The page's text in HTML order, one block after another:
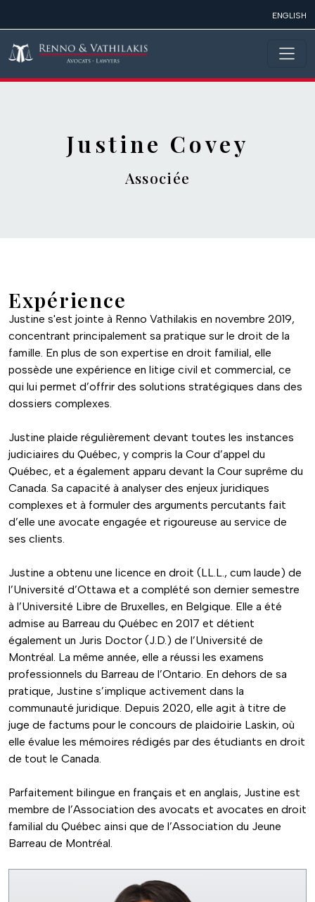
ENGLISH
Justine Covey
Associée
Expérience
Justine s'est jointe à Renno Vathilakis en novembre 2019,
concentrant principalement sa pratique sur le droit de la
famille. En plus de son expertise en droit familial, elle
possède une expérience en litige civil et commercial, ce
qui lui permet d’offrir des solutions stratégiques dans des
dossiers complexes.
Justine plaide régulièrement devant toutes les instances
judiciaires du Québec, y compris la Cour d’appel du
Québec, et a également apparu devant la Cour suprême du
Canada. Sa capacité à analyser des enjeux juridiques
complexes et à formuler des arguments percutants fait
d’elle une avocate engagée et rigoureuse au service de
ses clients.
Justine a obtenu une licence en droit (LL.L., cum laude) de
l’Université d’Ottawa et a complété son dernier semestre
à l’Université Libre de Bruxelles, en Belgique. Elle a été
admise au Barreau du Québec en 2017 et détient
également un Juris Doctor (J.D.) de l’Université de
Montréal. La même année, elle a réussi les examens
professionnels du Barreau de l’Ontario. En dehors de sa
pratique, Justine s’implique activement dans la
communauté juridique. Depuis 2020, elle agit à titre de
juge de factums pour le concours de plaidoirie Laskin, où
elle évalue les mémoires rédigés par des étudiants en droit
de tout le Canada.
Parfaitement bilingue en français et en anglais, Justine est
membre de l’Association des avocats et avocates en droit
familial du Québec ainsi que de l’Association du Jeune
Barreau de Montréal.